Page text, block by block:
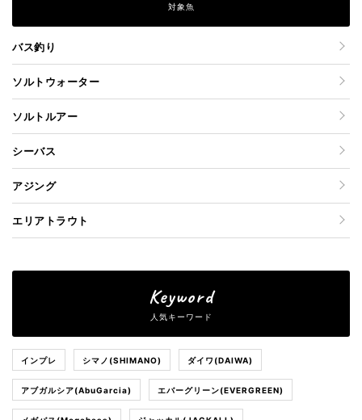
対象魚
バス釣り
ソルトウォーター
ソルトルアー
シーバス
アジング
エリアトラウト
人気キーワード
Keyword
インプレ シマノ(SHIMANO) ダイワ(DAIWA)
アブガルシア(AbuGarcia) エバーグリーン(EVERGREEN)